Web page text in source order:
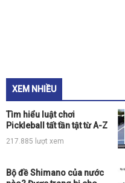
XEM NHIỀU
Tìm hiểu luật chơi
Pickleball tất tần tật từ A-Z
217.885 lượt xem
Bộ đề Shimano của nước